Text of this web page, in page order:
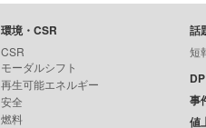
環境・CSR
CSR
モーダルシフト
再生可能エネルギー
安全
燃料
話
短
事
値